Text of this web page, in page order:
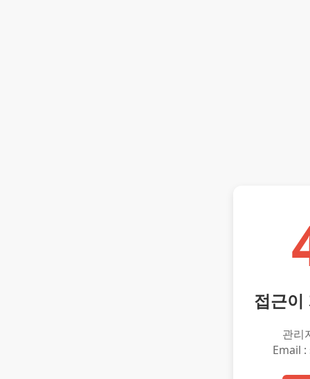
접근이
관리
Email